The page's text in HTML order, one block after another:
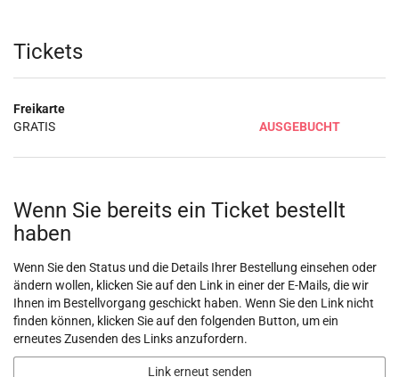
Produkte
Tickets
Freikarte
GRATIS
AUSGEBUCHT
Wenn Sie bereits ein Ticket bestellt
haben
Wenn Sie den Status und die Details Ihrer Bestellung einsehen oder
ändern wollen, klicken Sie auf den Link in einer der E-Mails, die wir
Ihnen im Bestellvorgang geschickt haben. Wenn Sie den Link nicht
finden können, klicken Sie auf den folgenden Button, um ein
erneutes Zusenden des Links anzufordern.
Link erneut senden